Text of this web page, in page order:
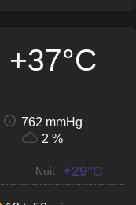
+37°C
762 mmHg
2 %
Nuit +29°C